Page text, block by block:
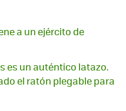
a un ejército de
es un auténtico latazo.
el ratón plegable para